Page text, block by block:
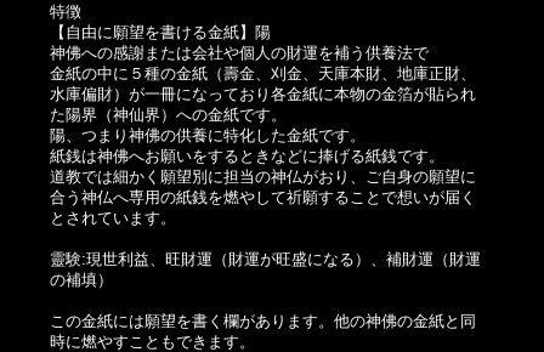
特徴
【自由に願望を書ける金紙】陽
神佛への感謝または会社や個人の財運を補う供養法で
金紙の中に５種の金紙（壽金、刈金、天庫本財、地庫正財、
水庫偏財）が一冊になっており各金紙に本物の金箔が貼られ
た陽界（神仙界）への金紙です。
陽、つまり神佛の供養に特化した金紙です。
紙銭は神佛へお願いをするときなどに捧げる紙銭です。
道教では細かく願望別に担当の神仏がおり、ご自身の願望に
合う神仏へ専用の紙銭を燃やして祈願することで想いが届く
とされています。
靈験:現世利益、旺財運（財運が旺盛になる）、補財運（財運
の補填）
この金紙には願望を書く欄があります。他の神佛の金紙と同
時に燃やすこともできます。